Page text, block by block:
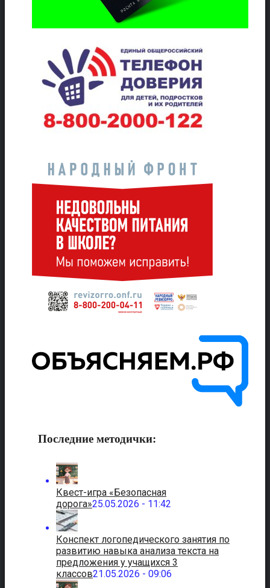
Последние методички:
Квест-игра «Безопасная
дорога»25.05.2026 - 11:42
Конспект логопедического занятия по
развитию навыка анализа текста на
предложения у учащихся 3
классов21.05.2026 - 09:06